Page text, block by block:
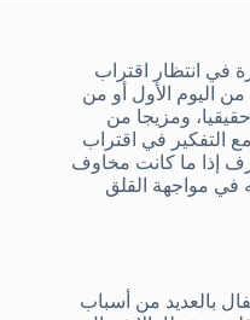
في انتظار اقتراب
اليوم الأول أو من
ومزيجا من
التفكير في اقتراب
إذا ما كانت مخاوف
مواجهة القلق
بالعديد من أسباب